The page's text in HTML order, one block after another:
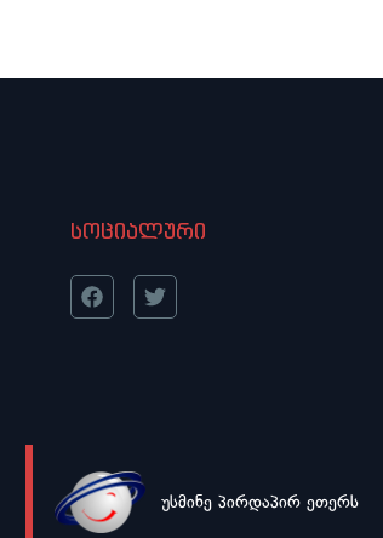
LIVEუსმინე პირდაპირ ეთერს
სოციალური